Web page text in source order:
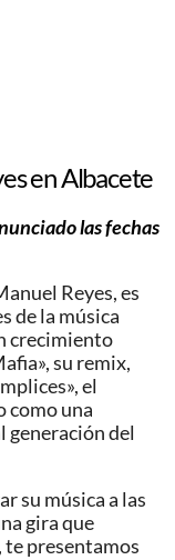
en Albacete
las fechas
Reyes, es
de la música
crecimiento
su remix,
el
como una
generación del
su música a las
gira que
te presentamos